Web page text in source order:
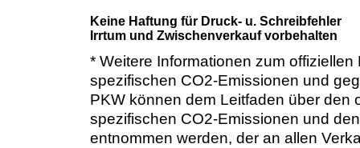
Keine Haftung für Druck- u. Schreibfehler
Irrtum und Zwischenverkauf vorbehalten
* Weitere Informationen zum
spezifischen CO2-Emissionen und
PKW können dem Leitfaden über den
spezifischen CO2-Emissionen und
entnommen werden, der an allen